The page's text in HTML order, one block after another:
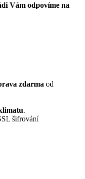
Vám odpovíme na
zdarma od
.
šifrování